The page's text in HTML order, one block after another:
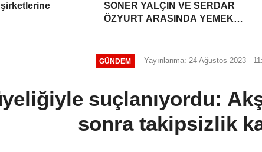
SONER YALÇIN VE SERDAR
ÖZYURT ARASINDA YEMEK
GÜNDEM Yayınlanma: 24 Ağustos 2023 -
suçlanıyordu:
sonra takipsizlik